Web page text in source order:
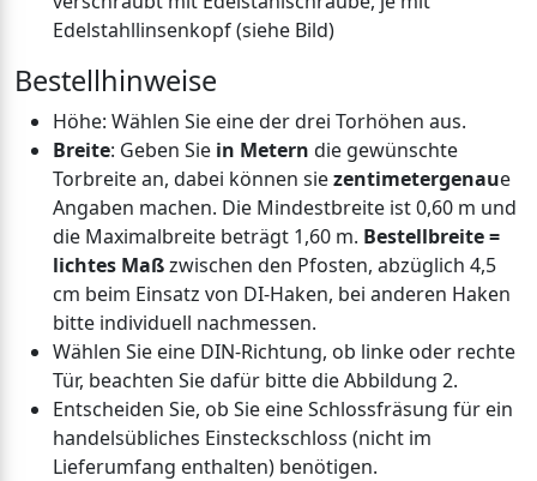
Edelstahllinsenkopf (siehe Bild)
Bestellhinweise
Höhe: Wählen Sie eine der drei Torhöhen aus.
Breite: Geben Sie in Metern die gewünschte
Torbreite an, dabei können siezentimetergenaue
Angaben machen. Die Mindestbreite ist 0,60 m und
die Maximalbreite beträgt 1,60 m. Bestellbreite =
lichtes Maßzwischen den Pfosten, abzüglich 4,5
cm beim Einsatz von DI-Haken, bei anderen Haken
bitte individuell nachmessen.
Wählen Sie eine DIN-Richtung, ob linke oder rechte
Tür, beachten Sie dafür bitte die Abbildung 2.
Entscheiden Sie, ob Sie eine Schlossfräsung für ein
handelsübliches Einsteckschloss (nicht im
Lieferumfang enthalten) benötigen.